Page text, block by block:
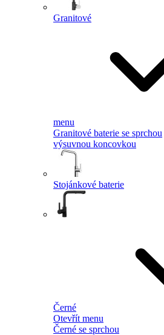
Granitové
menu
Granitové baterie se sprchou
výsuvnou koncovkou
Stojánkové baterie
Černé
Otevřít menu
Černé se sprchou